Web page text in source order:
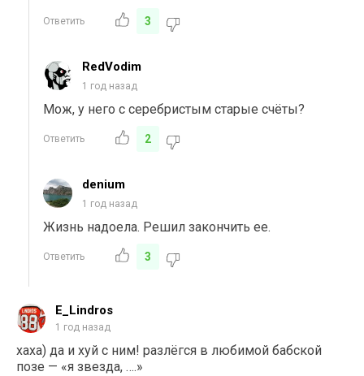
Ответить 3
RedVodim
1 год назад
Мож, у него с серебристым старые счёты?
Ответить 2
denium
1 год назад
Жизнь надоела. Решил закончить ее.
Ответить 3
E_Lindros
1 год назад
хаха) да и хуй с ним! разлёгся в любимой бабской
позе — «я звезда, ….»